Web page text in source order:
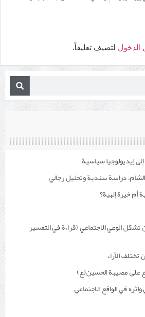
إيديولوجيا سياسية
دراسة سندية وتحليل رجالي
أم خيرة إلهية؟
تشكل الوعي الاجتماعي (قراءة في التفسير
الآراء
على مصيبة الحسين(ع)
في الواقع الاجتماعي
لتضيف تعليقاً.